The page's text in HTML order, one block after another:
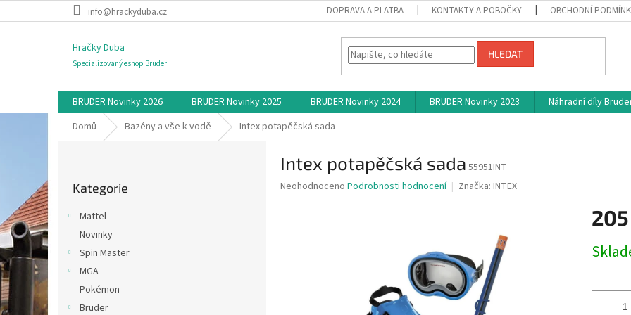
na
info@hrackyduba.cz DOPRAVA A PLATBA KONTAKTY A POBOČKY OBCHODNÍ
Hračky Duba
Specializovaný eshop Bruder
HLEDAT
BRUDER Novinky 2026 BRUDER Novinky 2025 BRUDER Novinky 2024 BRUDER Novinky 2023 Náhradní díly
Domů
Bazény a vše k vodě Intex potapěčská sada
kategorie
Kategorie
Mattel
Novinky
Spin Master
MGA
Pokémon
Bruder
Intex potapěčská sada 55951INT
Průměrné
Neohodnoceno Podrobnosti hodnocení Značka: INTEX
cena: